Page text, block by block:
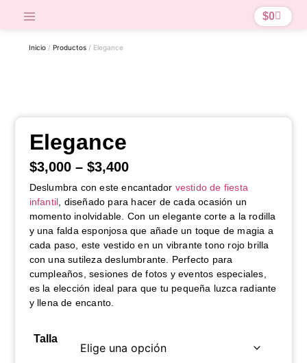
$0
Inicio / Productos / Elegance
Elegance
$3,000 – $3,400
Deslumbra con este encantador vestido de fiesta
infantil, diseñado para hacer de cada ocasión un
momento inolvidable. Con un elegante corte a la rodilla
y una falda esponjosa que añade un toque de magia a
cada paso, este vestido en un vibrante tono rojo brilla
con una sutileza deslumbrante. Perfecto para
cumpleaños, sesiones de fotos y eventos especiales,
es la elección ideal para que tu pequeña luzca radiante
y llena de encanto.
Talla